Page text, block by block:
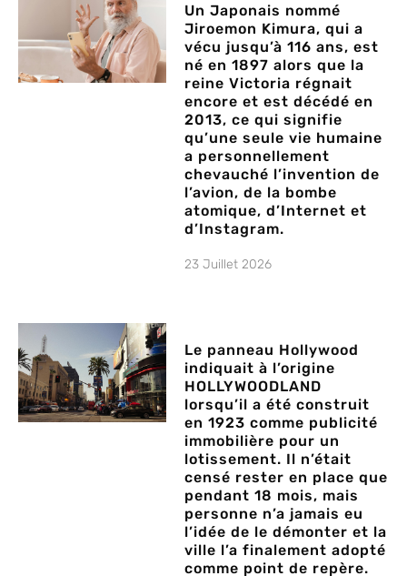
Un Japonais nommé
Jiroemon Kimura, qui a
vécu jusqu’à 116 ans, est
né en 1897 alors que la
reine Victoria régnait
encore et est décédé en
2013, ce qui signifie
qu’une seule vie humaine
a personnellement
chevauché l’invention de
l’avion, de la bombe
atomique, d’Internet et
d’Instagram.
23 Juillet 2026
Le panneau Hollywood
indiquait à l’origine
HOLLYWOODLAND
lorsqu’il a été construit
en 1923 comme publicité
immobilière pour un
lotissement. Il n’était
censé rester en place que
pendant 18 mois, mais
personne n’a jamais eu
l’idée de le démonter et la
ville l’a finalement adopté
comme point de repère.